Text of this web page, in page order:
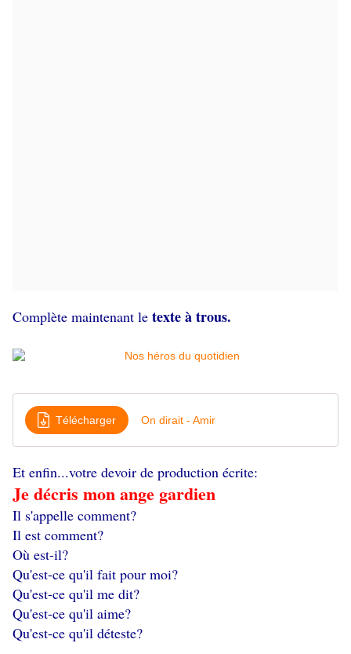
Complète maintenant le texte à trous.
Télécharger On dirait - Amir
Et enfin...votre devoir de production écrite:
Je décris mon ange gardien
Il s'appelle comment?
Il est comment?
Où est-il?
Qu'est-ce qu'il fait pour moi?
Qu'est-ce qu'il me dit?
Qu'est-ce qu'il aime?
Qu'est-ce qu'il déteste?